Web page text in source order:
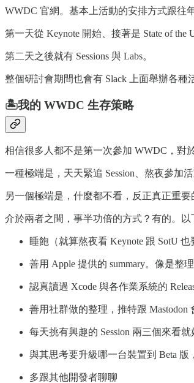
WWDC 官網。基本上活動的安排方式跟往
第一天從 Keynote 開始、接著是 State of the
第二天之後就有 Sessions 與 Labs。
整個研討會期間也會有 Slack 上面舉辦各種
🏝️我的 WWDC 生存策略
相信很多人都不是第一次參加 WWDC，對
一種極端是，天天緊追 Session、熬夜參加
另一個極端是，什麼都不看，反正真正重要
介於兩者之間，事半功倍的方式？有的。以
睡飽（就算熬夜看 Keynote 跟 SotU 也
善用 Apple 提供的 summary。像是整
認真讀過 Xcode 與各作業系統的
善用社群做的整理，推特跟 Mastodon
每天挑有興趣的 Session 兩三個來看
與其思考要升級哪一台裝置到 Beta
多跟其他開發者聊聊